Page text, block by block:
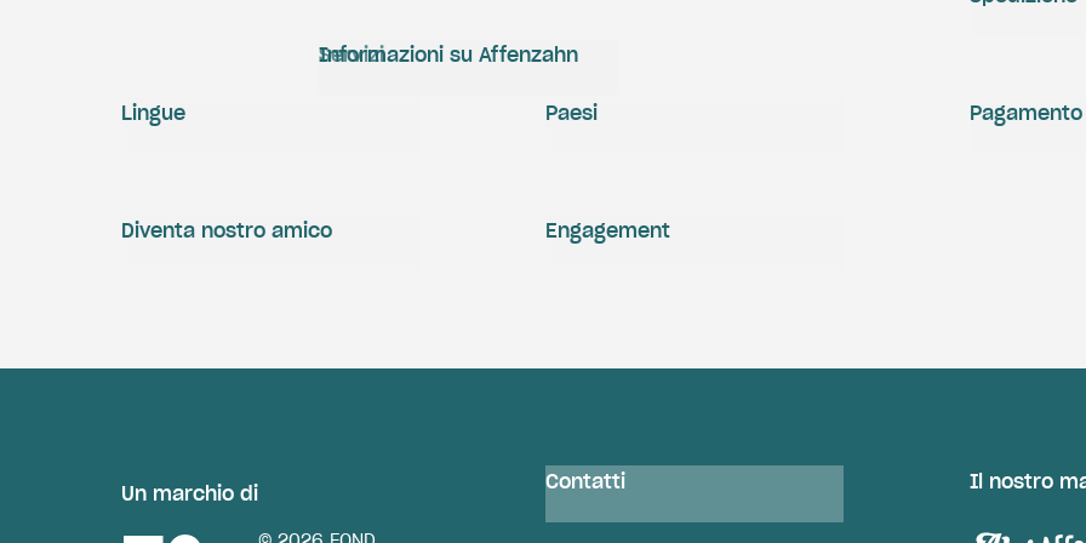
Servizi
Informazioni su Affenzahn
Pagamento
Engagement
Diventa nostro amico
Lingue Paesi
Un marchio di Contatti Il nostro